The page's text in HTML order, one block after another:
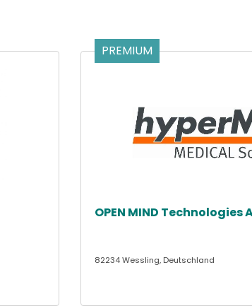
PREMIUM
OPEN MIND Technologies
82234 Wessling, Deutschland